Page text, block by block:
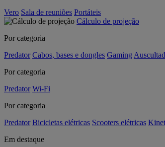
Vero Sala de reuniões Portáteis
Cálculo de projeção
Por categoria
Predator Cabos, bases e dongles Gaming
Por categoria
Predator Wi-Fi
Por categoria
Predator Bicicletas elétricas Scooters elétricas
Em destaque